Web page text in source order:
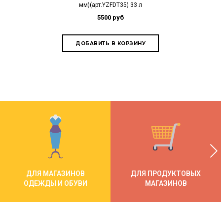
мм)(арт.YZFDT35) 33 л
5500 руб
ДЛЯ МАГАЗИНОВ
ОДЕЖДЫ И ОБУВИ
ДЛЯ ПРОДУКТОВЫХ
МАГАЗИНОВ